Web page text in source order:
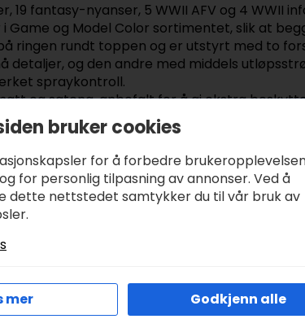
fantasy-nyanser, 5 WWII AFV og 4 WWII
og Model Color sortimentet, slik at
ringen rundt toppen og er utstyrt med to
detaljer, og den andre med middels
spraykontroll.
og sateng, anbefalt for å gi ekstra
bruker cookies
for å forbedre
for personlig tilpasning av annonser. Ved å
dette nettstedet samtykker du til vår bruk av
mer Godkjenn alle